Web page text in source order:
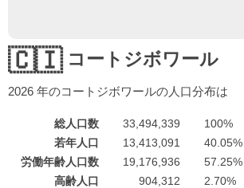
🇨🇮コートジボワール
2026 年のコートジボワールの人口分布は
総人口数 33,494,339
100%
若年人口
13,413,091
40.05%
労働年齢人口数
19,176,936
57.25%
高齢人口
904,312 2.70%